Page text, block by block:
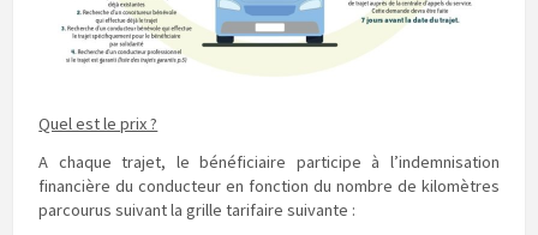
Quel est le prix ?
A chaque trajet, le bénéficiaire participe à l’indemnisation
financière du conducteur en fonction du nombre de kilomètres
parcourus suivant la grille tarifaire suivante :